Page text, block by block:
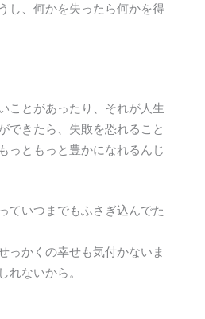
し、何かを失ったら何かを得
ことがあったり、それが人生
できたら、失敗を恐れること
っともっと豊かになれるんじ
ていつまでもふさぎ込んでた
っかくの幸せも気付かないま
れないから。